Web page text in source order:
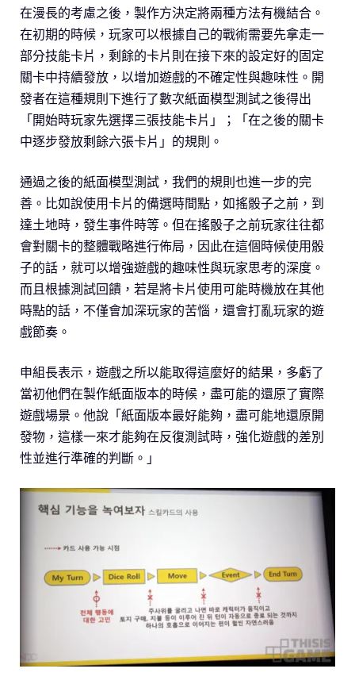
在漫長的考慮之後，製作方決定將兩種方法有機結合。
在初期的時候，玩家可以根據自己的戰術需要先拿走一
部分技能卡片，剩餘的卡片則在接下來的設定好的固定
關卡中持續發放，以增加遊戲的不確定性與趣味性。開
發者在這種規則下進行了數次紙面模型測試之後得出
「開始時玩家先選擇三張技能卡片」；「在之後的關卡
中逐步發放剩餘六張卡片」的規則。
通過之後的紙面模型測試，我們的規則也進一步的完
善。比如說使用卡片的備選時間點，如搖骰子之前，到
達土地時，發生事件時等。但在搖骰子之前玩家往往都
會對關卡的整體戰略進行佈局，因此在這個時候使用骰
子的話，就可以增強遊戲的趣味性與玩家思考的深度。
而且根據測試回饋，若是將卡片使用可能時機放在其他
時點的話，不僅會加深玩家的苦惱，還會打亂玩家的遊
戲節奏。
申組長表示，遊戲之所以能取得這麼好的結果，多虧了
當初他們在製作紙面版本的時候，盡可能的還原了實際
遊戲場景。他說「紙面版本最好能夠，盡可能地還原開
發物，這樣一來才能夠在反復測試時，強化遊戲的差別
性並進行準確的判斷。」